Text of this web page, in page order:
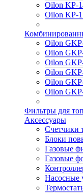
Oilon KP-
Oilon KP-
Oilon
Oilon
Oilon
Oilon
Oilon
Oilon
Фильтры для
Аксессуары
Cчетчики
Блоки
Газовые
Газовые
Насосные